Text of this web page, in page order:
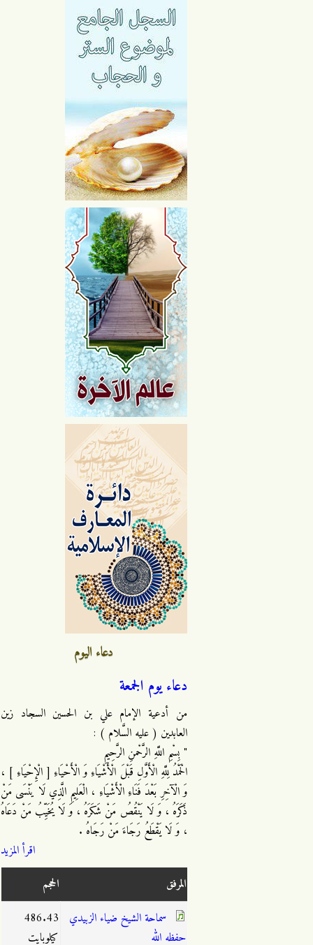
دعاء اليوم
دعاء يوم الجمعة
من أدعية الإمام علي بن الحسين السجاد زين
العابدين ( عليه السَّلام ) :
" بِسْمِ اللَّهِ الرَّحْمنِ الرَّحِيمِ
الْحَمْدُ لِلَّهِ الْأَوَّلِ قَبْلَ الْأَشْيَاءِ وَ الْأَحْيَاءِ [ الْإِحْيَاءِ ] ،
وَ الْآخِرِ بَعْدَ فَنَاءِ الْأَشْيَاءِ ، الْعَلِيمِ الَّذِي لَا يَنْسَى مَنْ
ذَكَرَهُ ، وَ لَا يَنْقُصُ مَنْ شَكَرَهُ ، وَ لَا يُخَيِّبُ مَنْ دَعَاهُ
، وَ لَا يَقْطَعُ رَجَاءَ مَنْ رَجَاهُ .
اقرأ المزيد
المرفق
الحجم
سماحة الشيخ ضياء الزبيدي
حفظه الله
486.43
كيلوبايت